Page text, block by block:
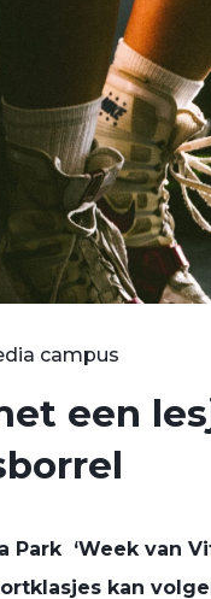
campus
een
Park ‘Week van
kan